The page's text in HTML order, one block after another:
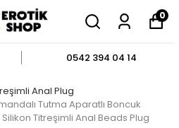
0
0542 394 04 14
Anal Plug
Tutma Aparatlı Boncuk
Titreşimli Anal Beads Plug